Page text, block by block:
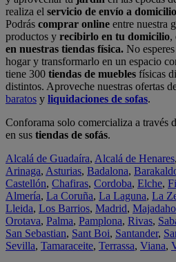
realiza el servicio de envío a
Podrás comprar online entre nuestra
productos y recibirlo en tu domicilio,
en nuestras tiendas física. No
hogar y transformarlo en un espacio
tiene 300 tiendas de muebles físicas
distintos. Aproveche nuestras ofertas
baratos y liquidaciones de sofas.
Conforama solo comercializa a través
en sus tiendas de sofás.
Alcalá de Guadaíra, Alcalá de Henares,
Arinaga, Asturias, Badalona,
Castellón, Chafiras, Cordoba, Elche,
Almería, La Coruña, La Laguna, La
Lleida, Los Barrios, Madrid,
Orotava, Palma, Pamplona, Rivas,
San Sebastian, Sant Boi, Santander,
Sevilla, Tamaraceite, Terrassa, Viana,